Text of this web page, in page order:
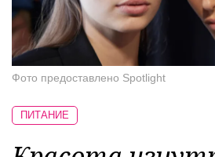
Фото предоставлено Spotlight
ПИТАНИЕ